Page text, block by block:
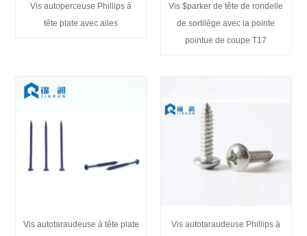
Vis autoperceuse Phillips à
tête plate avec ailes
Vis $parker de tête de rondelle
de sortilège avec la pointe
pointue de coupe T17
Vis autotaraudeuse à tête plate
Vis autotaraudeuse Phillips à